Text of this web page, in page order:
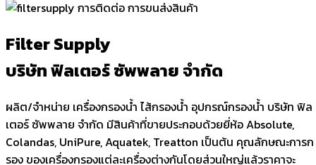
Filter Supply
บริษัท ฟิลเตอร์ ซัพพลาย จำกัด
ผลิต/จำหน่าย เครื่องกรองน้ำ ไส้กรองน้ำ อุปกรณ์กรองน้ำ บริษัท ฟิล
เตอร์ ซัพพลาย จำกัด มีสินค้าที่ขายประกอบด้วยยี่ห้อ Absolute,
Colandas, UniPure, Aquatek, Treatton เป็นต้น คุณลักษณะการก
รอง ของเครื่องกรองแต่ละเครื่องต่างกันโดยส่วนใหญ่แล้วราคาจะ